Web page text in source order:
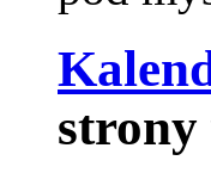
strony